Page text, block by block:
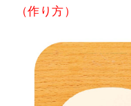
（作り方）